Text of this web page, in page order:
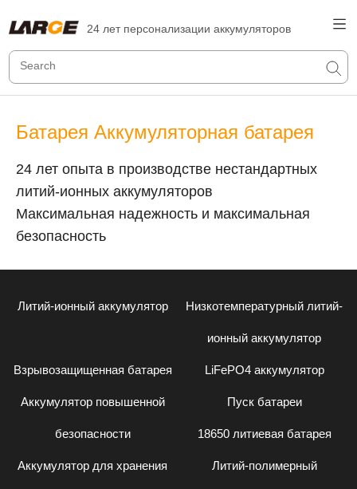
24 лет персонализации аккумуляторов
Батарея Аккумуляторная батарея
24 лет опыта в производстве нестандартных
литий-ионных аккумуляторов
Максимальная надежность и максимальная
безопасность
Литий-ионный аккумулятор Низкотемпературный литий-
ионный аккумулятор
Взрывозащищенная батарея LiFePO4 аккумулятор
Аккумулятор повышенной
безопасности
Пуск батареи
18650 литиевая батарея
Аккумулятор для хранения Литий-полимерный